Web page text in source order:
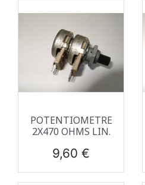
POTENTIOMETRE
2X470 OHMS LIN.
Prix
9,60 €